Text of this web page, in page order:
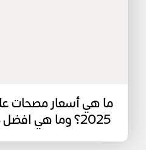
ما هي أسعار مصحات
2025؟ وما هي افضل مصحة علاج ادمان؟